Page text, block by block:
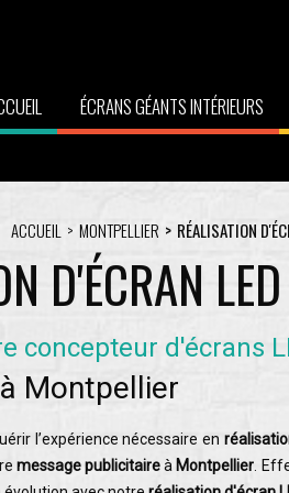
ÉCRANS GÉANTS INTÉRIEURS
ACCUEIL MONTPELLIER RÉALISATION
D'ÉCRAN
concepteur d'écrans
Montpellier
l’expérience nécessaire en
message publicitaireà Montpellier .